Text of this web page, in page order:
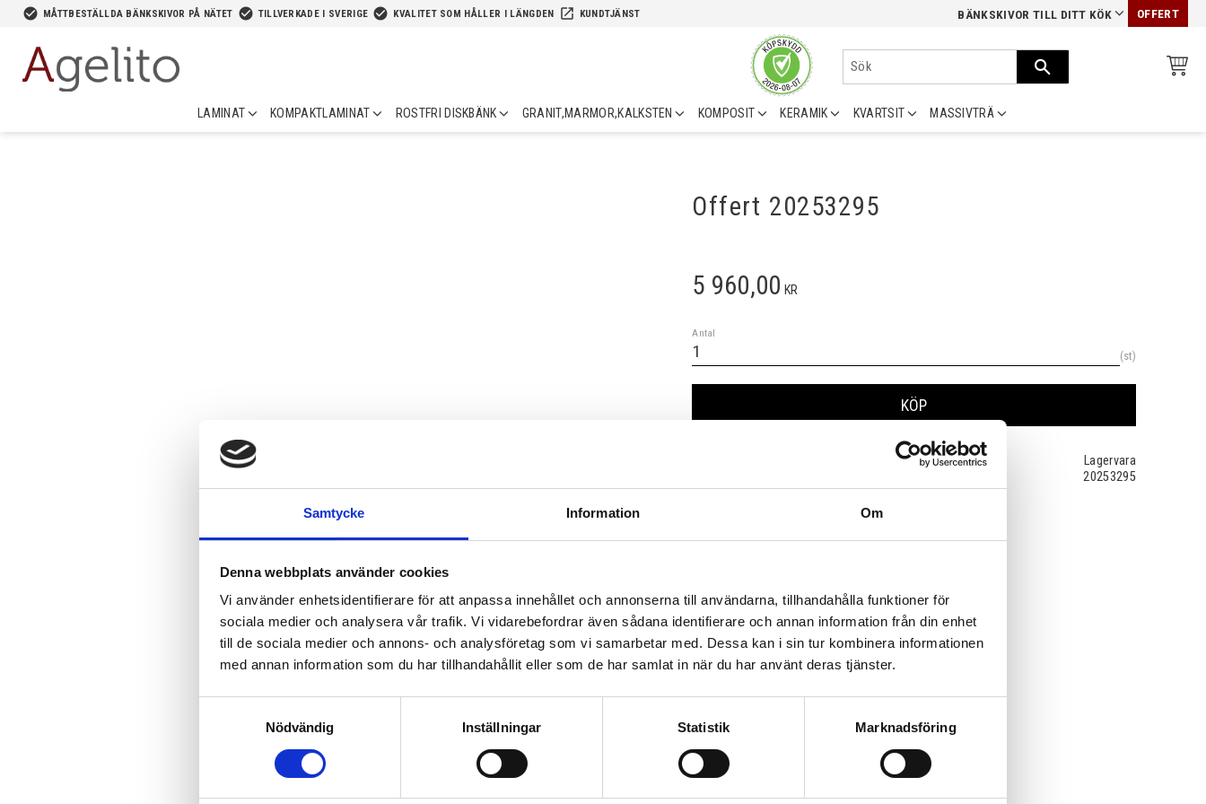
Samtycke Information Om
Denna webbplats använder cookies
Vi använder enhetsidentifierare för att anpassa innehållet och annonserna till användarna, tillhandahålla funktioner för
sociala medier och analysera vår trafik. Vi vidarebefordrar även sådana identifierare och annan information från din enhet
till de sociala medier och annons- och analysföretag som vi samarbetar med. Dessa kan i sin tur kombinera informationen
med annan information som du har tillhandahållit eller som de har samlat in när du har använt deras tjänster.
Nödvändig
Inställningar Statistik Marknadsföring
check_circle MÅTTBESTÄLLDA BÄNKSKIVOR PÅ NÄTET check_circle TILLVERKADE I SVERIGE check_circle KVALITET SOM HÅLLER I LÄNGDEN launch KUNDTJÄNST BÄNKSKIVOR TILL DITT KÖK OFFERT
LAMINAT KOMPAKTLAMINAT ROSTFRI DISKBÄNK GRANIT,MARMOR,KALKSTEN KOMPOSIT KERAMIK KVARTSIT MASSIVTRÄ
Offert 20253295
5 960,00 KR
Antal
st
KÖP
Lagervara
20253295